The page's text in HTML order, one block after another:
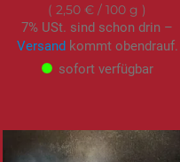
2,50 € / 100 g
7% USt. sind schon drin –
Versandkommt obendrauf.
sofort verfügbar